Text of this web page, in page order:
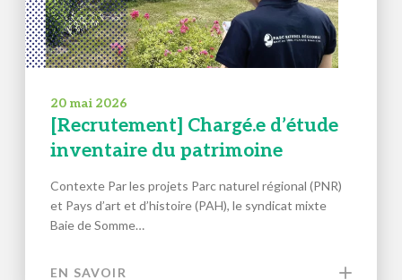
20 mai 2026
[Recrutement] Chargé.e d’étude
inventaire du patrimoine
Contexte Par les projets Parc naturel régional (PNR)
et Pays d’art et d’histoire (PAH), le syndicat mixte
Baie de Somme…
EN SAVOIR